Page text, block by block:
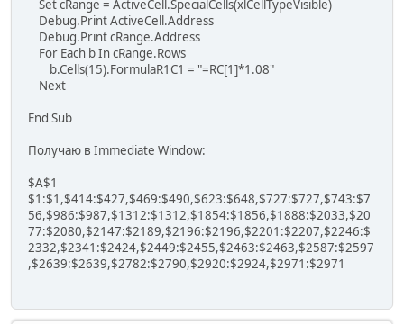
Set cRange = ActiveCell.SpecialCells(xlCellTypeVisible)
Debug.Print ActiveCell.Address
Debug.Print cRange.Address
For Each b In cRange.Rows
b.Cells(15).FormulaR1C1 = "=RC[1]*1.08"
Next
End Sub
Получаю в Immediate Window:
$A$1
$1:$1,$414:$427,$469:$490,$623:$648,$727:$727,$743:$7
56,$986:$987,$1312:$1312,$1854:$1856,$1888:$2033,$20
77:$2080,$2147:$2189,$2196:$2196,$2201:$2207,$2246:$
2332,$2341:$2424,$2449:$2455,$2463:$2463,$2587:$2597
,$2639:$2639,$2782:$2790,$2920:$2924,$2971:$2971